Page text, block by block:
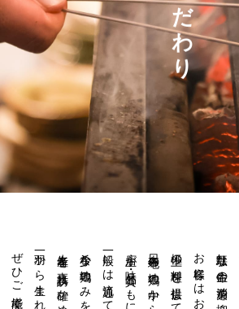
無駄な生命の消費を抑え、
日本各地の地鶏の中から、
希少な地鶏のみを厳選。